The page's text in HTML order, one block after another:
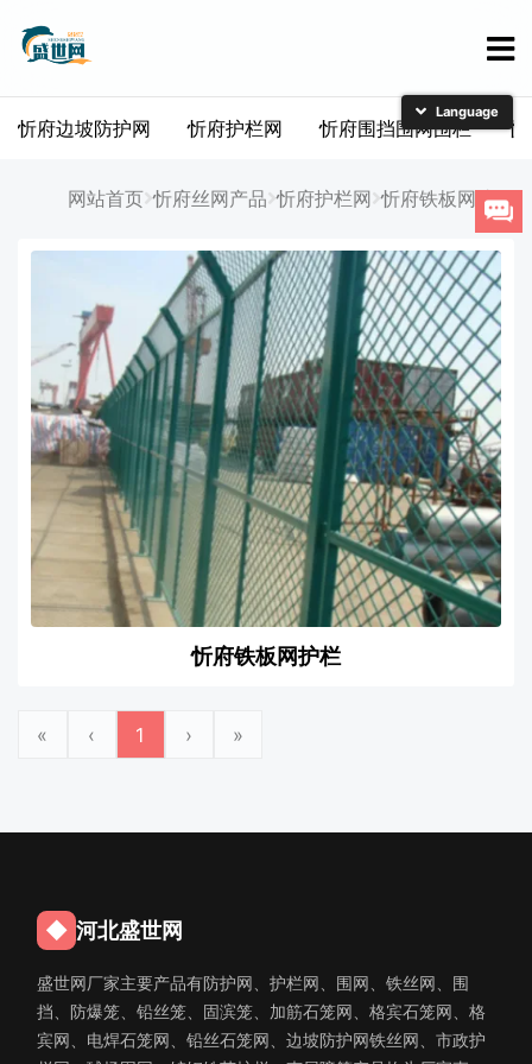
忻府边坡防护网 忻府护栏网 忻府围挡围网围栏 忻
网站首页 忻府丝网产品 忻府护栏网 忻府铁板网护栏
忻府铁板网护栏
« ‹ 1 › »
◆ 河北盛世网
盛世网厂家主要产品有防护网、护栏网、围网、铁丝网、围
挡、防爆笼、铅丝笼、固滨笼、加筋石笼网、格宾石笼网、格
宾网、电焊石笼网、铅丝石笼网、边坡防护网铁丝网、市政护
简体中文
日本語